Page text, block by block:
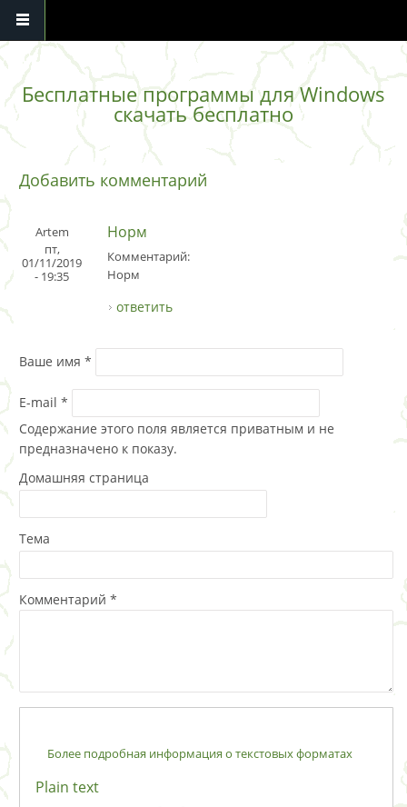
Перейти к основному содержанию
Бесплатные программы для Windows
скачать бесплатно
Добавить комментарий
Artem
пт,
01/11/2019
- 19:35
Норм
Комментарий:
Норм
ответить
Ваше имя *
E-mail *
Содержание этого поля является приватным и не
предназначено к показу.
Домашняя страница
Тема
Комментарий *
Более подробная информация о текстовых форматах
Plain text